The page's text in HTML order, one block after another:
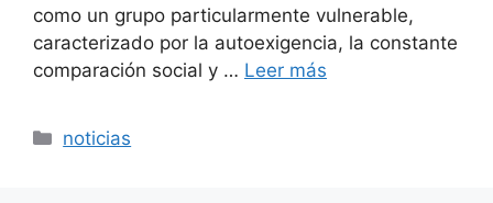
como un grupo particularmente vulnerable,
caracterizado por la autoexigencia, la constante
comparación social y … Leer más
Categorías
noticias